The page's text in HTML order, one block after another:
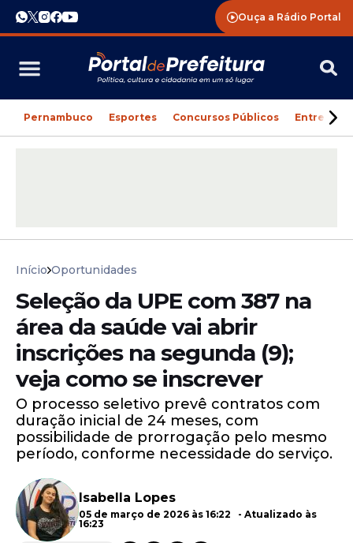
Ouça a Rádio Portal
Pernambuco Esportes Concursos Públicos
Início Oportunidades
Seleção da UPE com 387 na
área da saúde vai abrir
inscrições na segunda (9);
veja como se inscrever
O processo seletivo prevê contratos com
duração inicial de 24 meses, com
possibilidade de prorrogação pelo mesmo
período, conforme necessidade do serviço.
Isabella Lopes
05 de março de 2026 às 16:22 - Atualizado às
16:23